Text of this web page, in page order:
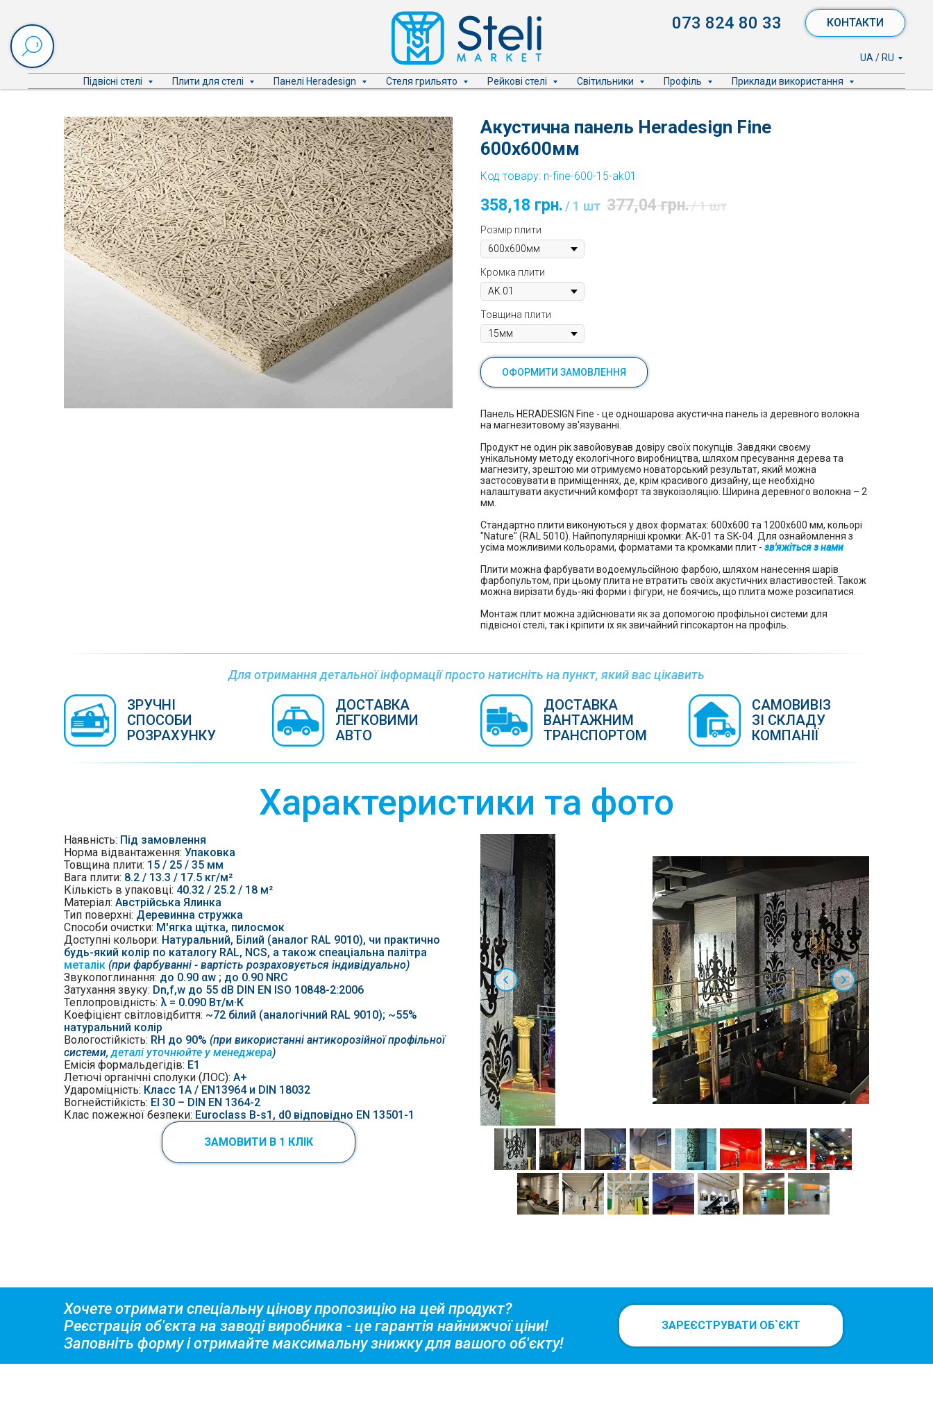
073 824 80 33 КОНТАКТИ
UA / RU
Підвісні стелі Плити для стелі Панелі Heradesign Стеля грильято Рейкові стелі Світильники Профіль Приклади використання
Акустична панель Heradesign Fine
600x600мм
Код товару: n-fine-600-15-ak01
358,18 грн. / 1 шт 377,04 грн./1 шт
Розмір плити
Кромка плити
Товщина плити
ОФОРМИТИ ЗАМОВЛЕННЯ
Панель HERADESIGN Fine - це одношарова акустична панель із деревного волокна
на магнезитовому зв'язуванні.
Продукт не один рік завойовував довіру своїх покупців. Завдяки своєму
унікальному методу екологічного виробництва, шляхом пресування дерева та
магнезиту, зрештою ми отримуємо новаторський результат, який можна
застосовувати в приміщеннях, де, крім красивого дизайну, ще необхідно
налаштувати акустичний комфорт та звукоізоляцію. Ширина деревного волокна – 2
мм.
Стандартно плити виконуються у двох форматах: 600х600 та 1200х600 мм, кольорі
"Nature" (RAL 5010). Найпопулярніші кромки: AK-01 та SK-04. Для ознайомлення з
усіма можливими кольорами, форматами та кромками плит - зв'яжіться з нами
Плити можна фарбувати водоемульсійною фарбою, шляхом нанесення шарів
фарбопультом, при цьому плита не втратить своїх акустичних властивостей. Також
можна вирізати будь-які форми і фігури, не боячись, що плита може розсипатися.
Монтаж плит можна здійснювати як за допомогою профільної системи для
підвісної стелі, так і кріпити їх як звичайний гіпсокартон на профіль.
Для отримання детальної інформації просто натисніть на пункт, який вас цікавить
ЗРУЧНІ
СПОСОБИ
РОЗРАХУНКУ
ДОСТАВКА
ЛЕГКОВИМИ
АВТО
ДОСТАВКА
ВАНТАЖНИМ
ТРАНСПОРТОМ
САМОВИВІЗ
ЗІ СКЛАДУ
КОМПАНІЇ
Характеристики та фото
Наявність: Під замовлення
Норма відвантаження: Упаковка
Товщина плити: 15 / 25 / 35 мм
Вага плити: 8.2 / 13.3 / 17.5 кг/м²
Кількість в упаковці: 40.32 / 25.2 / 18 м²
Матеріал: Австрійська Ялинка
Тип поверхні: Деревинна стружка
Способи очистки: М'ягка щітка, пилосмок
Доступні кольори: Натуральний, Білий (аналог RAL 9010), чи практично
будь-який колір по каталогу RAL, NCS, а також спеаціальна палітра
металік (при фарбуванні - вартість розраховується індивідуально)
Звукопоглинання: до 0.90 αw ; до 0.90 NRC
Затухання звуку: Dn,f,w до 55 dB DIN EN ISO 10848-2:2006
Теплопровідність: λ = 0.090 Вт/м·К
Коефіцієнт світловідбиття: ~72 білий (аналогічний RAL 9010); ~55%
натуральний колір
Вологостійкість: RH до 90% (при використанні антикорозійної профільної
системи,деталі уточнюйте у менеджера)
Емісія формальдегідів: Е1
Летючі органічні сполуки (ЛОС): А+
Удароміцність: Класс 1A / EN13964 и DIN 18032
Вогнейстійкість: EI 30 – DIN EN 1364-2
Клас пожежної безпеки: Euroclass B-s1, d0 відповідно EN 13501-1
ЗАМОВИТИ В 1 КЛІК
Хочете отримати спеціальну цінову пропозицію на цей продукт?
Реєстрація об'єкта на заводі виробника - це гарантія найнижчої ціни!
Заповніть форму і отримайте максимальну знижку для вашого об'єкту!
ЗАРЕЄСТРУВАТИ ОБ`ЄКТ